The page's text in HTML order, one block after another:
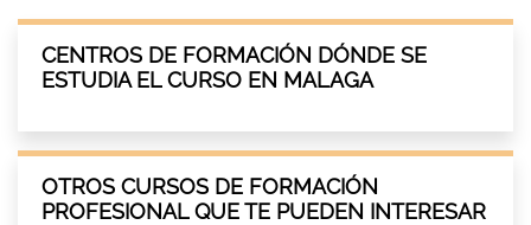
CENTROS DE FORMACIÓN DÓNDE SE
ESTUDIA EL CURSO EN MALAGA
OTROS CURSOS DE FORMACIÓN
PROFESIONAL QUE TE PUEDEN INTERESAR